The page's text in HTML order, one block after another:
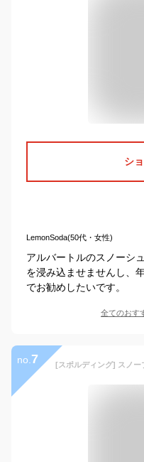
シ
LemonSoda(50代・女性)
アルバートルのスノーシ
を浸み込ませませんし、
でお勧めしたいです。
全てのおす
no. 7